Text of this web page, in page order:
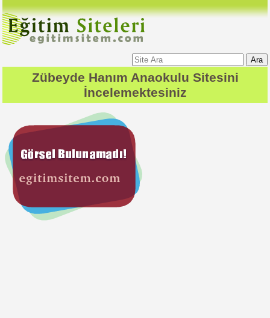
Ara
Zübeyde Hanım Anaokulu Sitesini
İncelemektesiniz